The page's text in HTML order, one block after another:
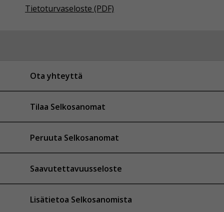
Tietoturvaseloste (PDF)
Ota yhteyttä
Tilaa Selkosanomat
Peruuta Selkosanomat
Saavutettavuusseloste
Lisätietoa Selkosanomista